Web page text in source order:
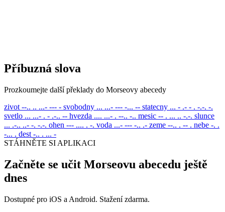
Příbuzná slova
Prozkoumejte další překlady do Morseovy abecedy
zivot --.. .. ...- --- - svobodny ... ...- --- -... -- statecny ... - .- - . -.-. -.
svetlo ... ...- . - .-.. -- hvezda .... ...- . --.. -.. mesic -- . ... .. -.-. slunce
... .-.. ..- -. -.-. ohen --- .... . -. voda ...- --- -.. .- zeme --.. . -- . nebe -. .
-... . dest -.. . ... -
STÁHNĚTE SI APLIKACI
Začněte se učit Morseovu abecedu ještě
dnes
Dostupné pro iOS a Android. Stažení zdarma.